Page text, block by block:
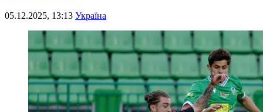
05.12.2025, 13:13 Україна